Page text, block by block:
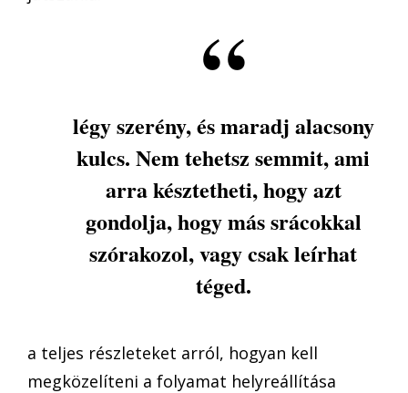
légy szerény, és maradj alacsony
kulcs. Nem tehetsz semmit, ami
arra késztetheti, hogy azt
gondolja, hogy más srácokkal
szórakozol, vagy csak leírhat
téged.
a teljes részleteket arról, hogyan kell
megközelíteni a folyamat helyreállítása